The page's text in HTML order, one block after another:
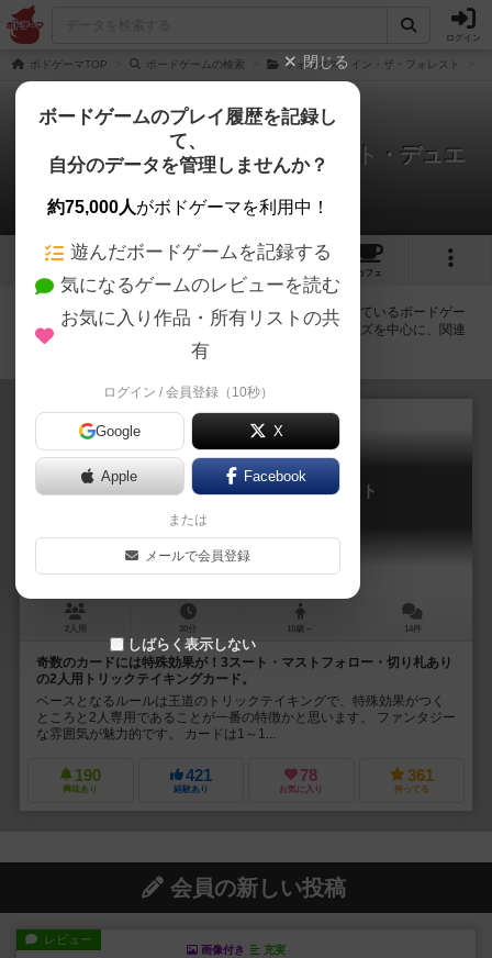
ログイン
ボドゲーマTOP ボードゲームの検索 フォックス・イン・ザ・フォレスト
フォックス・イン・ザ・フォレスト・デュエ
ット
拡張/関連作品 1件
3 1 5
カフェ
フォックス・イン・ザ・フォレスト・デュエットに紐付いているボードゲー
ム一覧です。拡張版・続編・リメイク版などの同じシリーズを中心に、関連
性の強い作品をまとめています。
フォックス・イン・ザ・フォレスト
The Fox in the Forest
2人用 30分 10歳～ 14件
奇数のカードには特殊効果が！3スート・マストフォロー・切り札あり
の2人用トリックテイキングカード。
ベースとなるルールは王道のトリックテイキングで、特殊効果がつく
ところと2人専用であることが一番の特徴かと思います。 ファンタジー
な雰囲気が魅力的です。 カードは1～1...
190
興味あり
421
経験あり
78
お気に入り
361
持ってる
会員の新しい投稿
レビュー
画像付き 充実
閉じる
ボードゲームのプレイ履歴を記録し
て、
自分のデータを管理しませんか？
約75,000人がボドゲーマを利用中！
遊んだボードゲームを記録する
気になるゲームのレビューを読む
お気に入り作品・所有リストの共
有
ログイン / 会員登録（10秒）
Google X
Apple Facebook
または
メールで会員登録
しばらく表示しない